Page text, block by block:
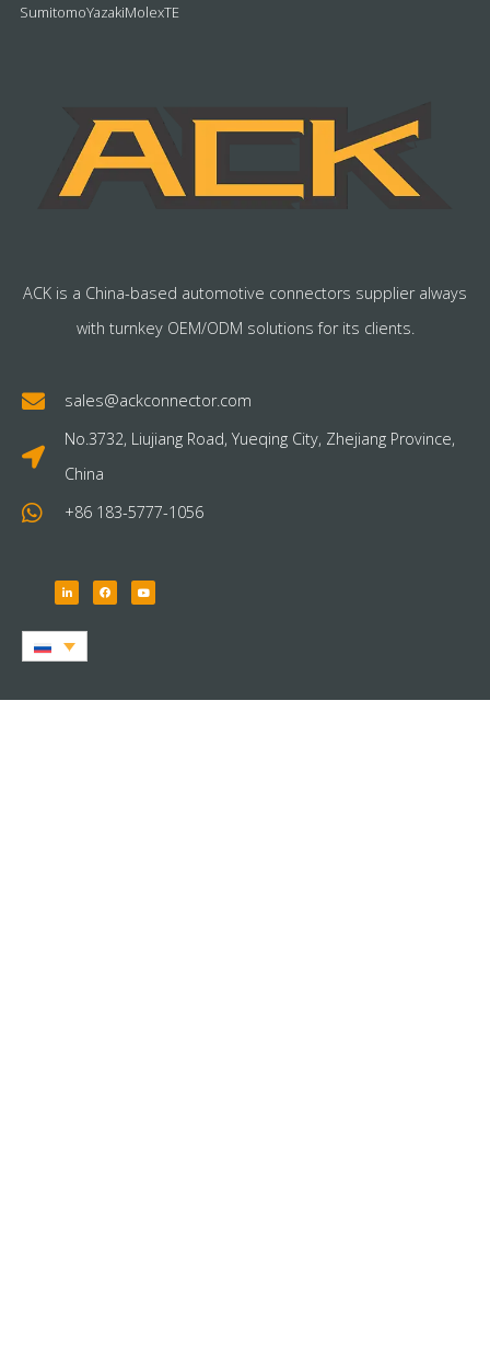
SumitomoYazakiMolexTE
ACK is a China-based automotive connectors supplier always
with turnkey OEM/ODM solutions for its clients.
sales@ackconnector.com
No.3732, Liujiang Road, Yueqing City, Zhejiang Province,
China
+86 183-5777-1056